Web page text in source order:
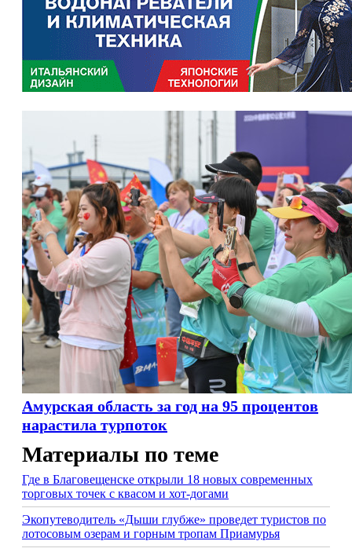
Амурская область за год на 95 процентов
нарастила турпоток
Материалы по теме
Где в Благовещенске открыли 18 новых современных
торговых точек с квасом и хот-догами
Экопутеводитель «Дыши глубже» проведет туристов по
лотосовым озерам и горным тропам Приамурья